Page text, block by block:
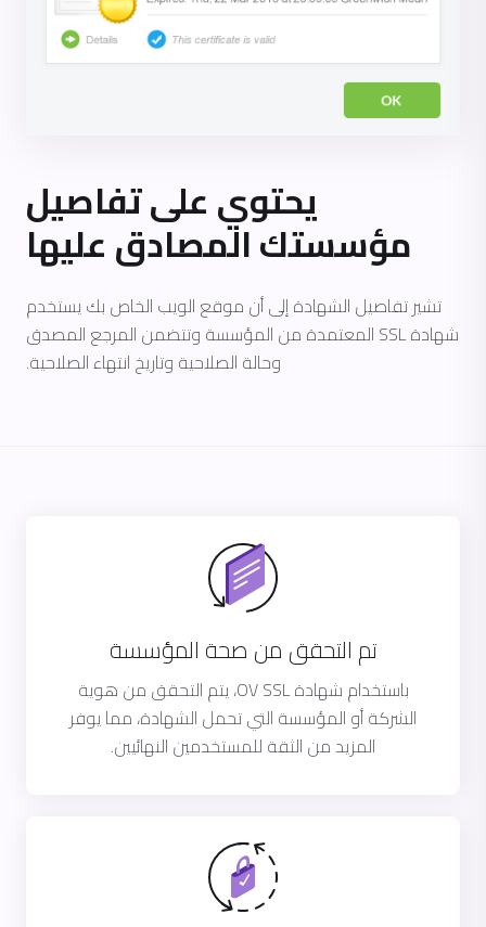
يحتوي على تفاصيل
مؤسستك المصادق عليها
تشير تفاصيل الشهادة إلى أن موقع الويب الخاص بك يستخدم
شهادة SSL المعتمدة من المؤسسة وتتضمن المرجع المصدق
وحالة الصلاحية وتاريخ انتهاء الصلاحية.
تم التحقق من صحة المؤسسة
باستخدام شهادة OV SSL، يتم التحقق من هوية
الشركة أو المؤسسة التي تحمل الشهادة، مما يوفر
المزيد من الثقة للمستخدمين النهائيين.